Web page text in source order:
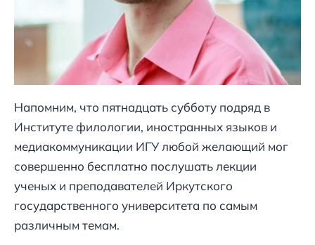
Напомним, что пятнадцать субботу подряд в
Институте филологии, иностранных языков и
медиакоммуникации ИГУ любой желающий мог
совершенно бесплатно послушать лекции
ученых и преподавателей Иркутского
государственного университета по самым
различным темам.